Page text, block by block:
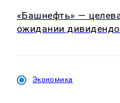
«Башнефть» —
ожидании
Экономика